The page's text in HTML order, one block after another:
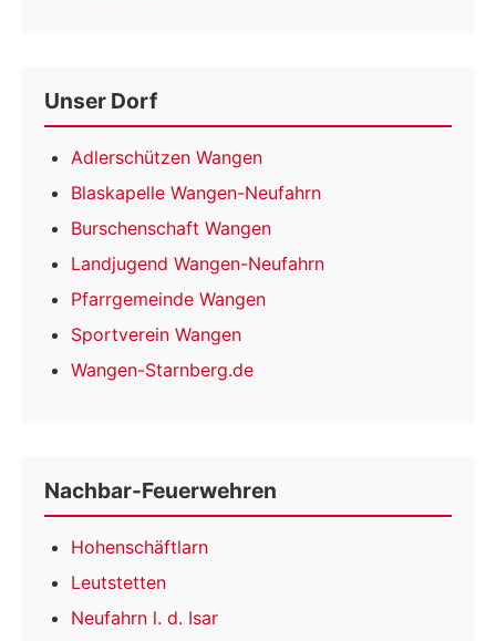
Unser Dorf
Adlerschützen Wangen
Blaskapelle Wangen-Neufahrn
Burschenschaft Wangen
Landjugend Wangen-Neufahrn
Pfarrgemeinde Wangen
Sportverein Wangen
Wangen-Starnberg.de
Nachbar-Feuerwehren
Hohenschäftlarn
Leutstetten
Neufahrn l. d. Isar